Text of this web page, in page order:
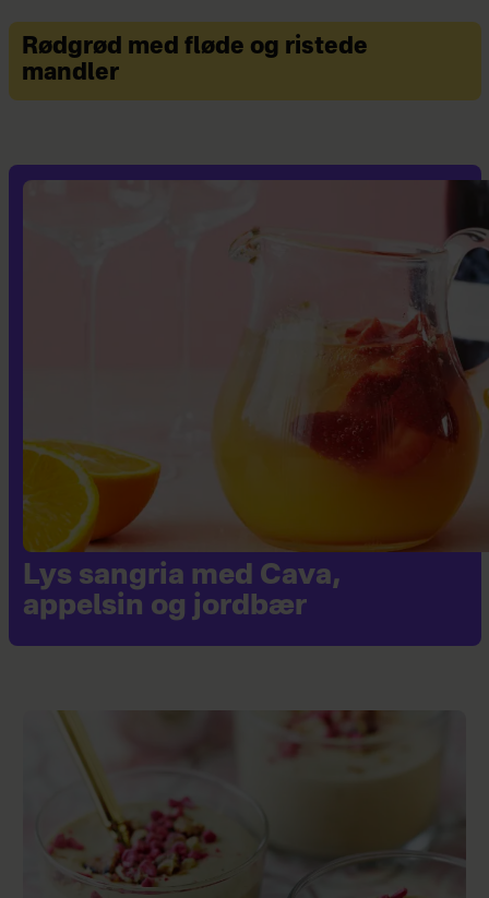
Rødgrød med fløde og ristede
mandler
Lys sangria med Cava,
appelsin og jordbær